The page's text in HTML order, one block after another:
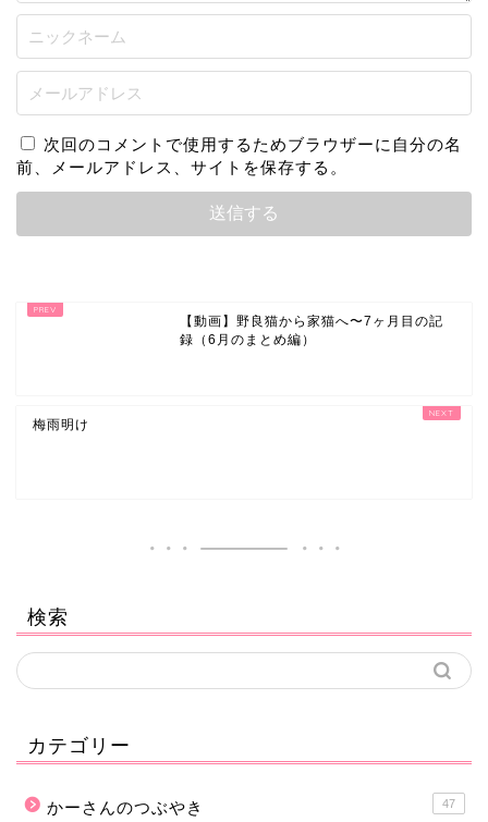
次回のコメントで使用するためブラウザーに自分の名
前、メールアドレス、サイトを保存する。
【動画】野良猫から家猫へ〜7ヶ月目の記
録（6月のまとめ編）
梅雨明け
検索
カテゴリー
かーさんのつぶやき 47